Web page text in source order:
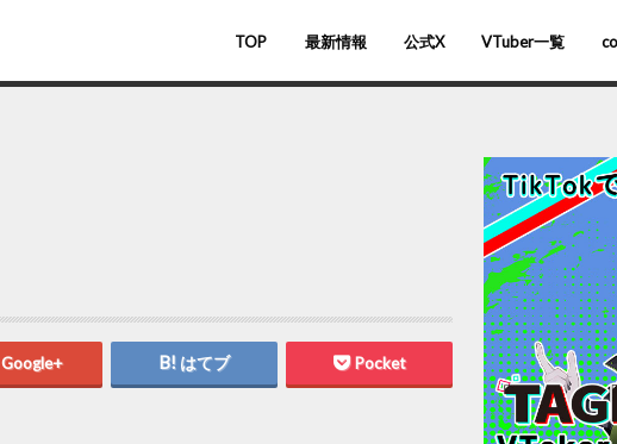
TOP 最新情報 公式X VTuber一覧
バーチャル
VR/AR
ホロライブ
にじさんじ
ななしいんく
ぶいすぽっ！
Google+ はてブ Pocket